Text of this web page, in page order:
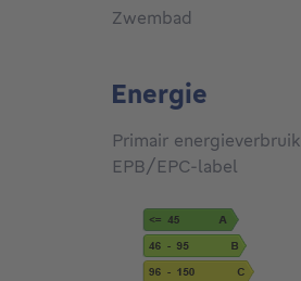
Zwembad
Energie
Primair energieverbruik
EPB/EPC-label